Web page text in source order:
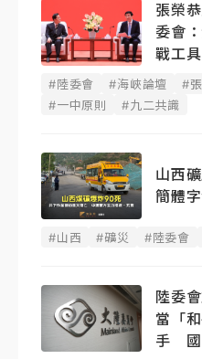
張榮
委會
戰工具
#陸委會 #海峽論壇 #
#一中原則
#九二共識
山西
簡體
#山西 #礦災 #陸委會
陸委
當「
手 國